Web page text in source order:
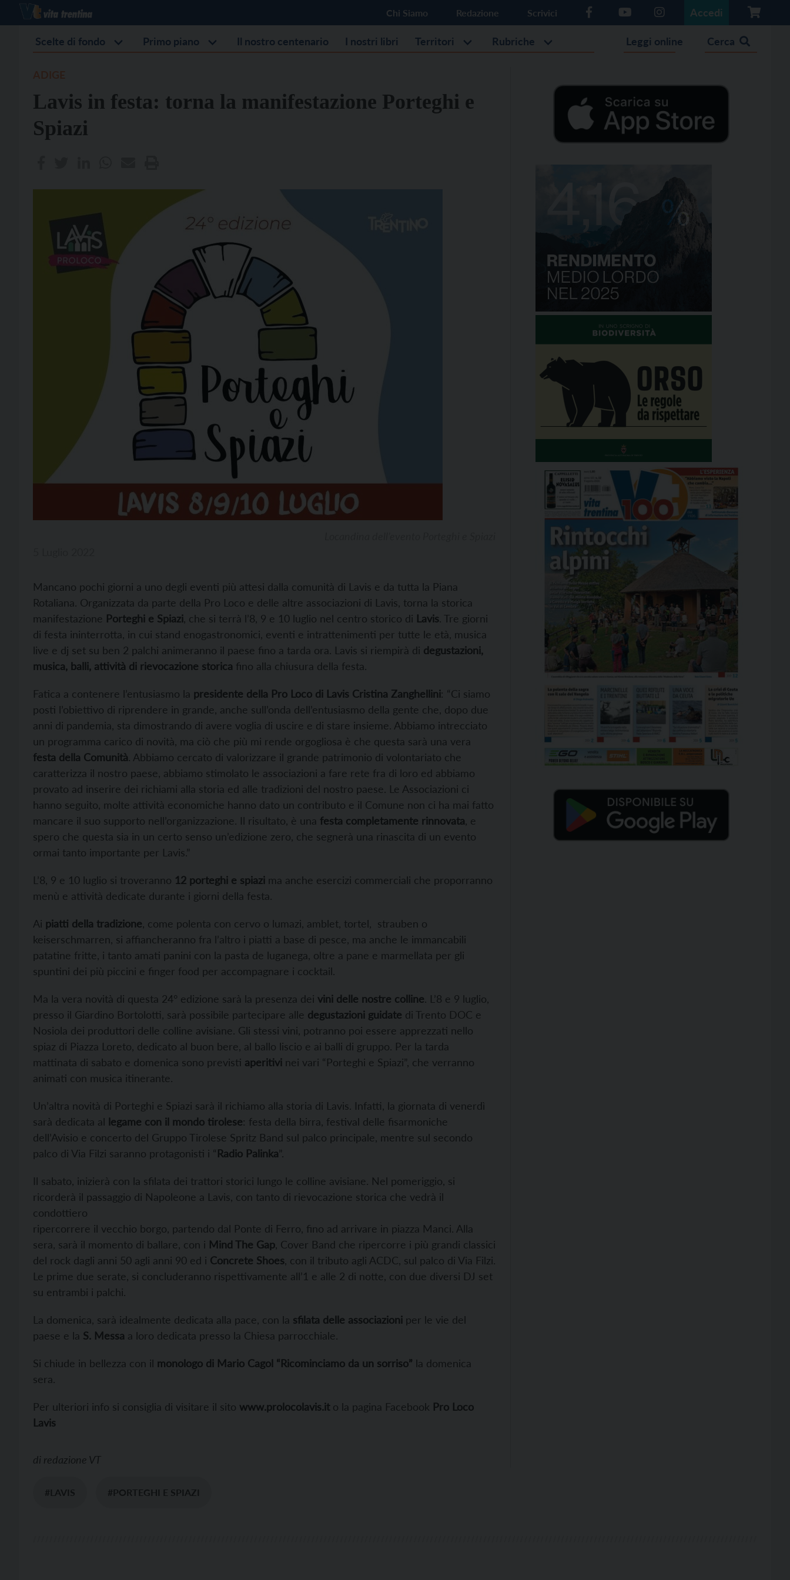
Chi Siamo Redazione Scrivici Accedi
Scelte di fondo Primo piano Il nostro centenario I nostri libri Territori Rubriche Leggi online Cerca
Lavis in festa: torna la manifestazione Porteghi e
Spiazi
Mancano pochi giorni a uno degli eventi più attesi dalla comunità di Lavis e da tutta la Piana
Rotaliana. Organizzata da parte della Pro Loco e delle altre associazioni di Lavis, torna la storica
manifestazione Porteghi e Spiazi , che si terrà l’8, 9 e 10 luglio nel centro storico di Lavis. Tre giorni
di festa ininterrotta, in cui stand enogastronomici, eventi e intrattenimenti per tutte le età, musica
live e dj set su ben 2 palchi animeranno il paese fino a tarda ora. Lavis si riempirà di degustazioni,
musica, balli, attività di rievocazione storica fino alla chiusura della festa.
Fatica a contenere l’entusiasmo la presidente della Pro Loco di Lavis Cristina Zanghellini: “Ci siamo
posti l’obiettivo di riprendere in grande, anche sull’onda dell’entusiasmo della gente che, dopo due
anni di pandemia, sta dimostrando di avere voglia di uscire e di stare insieme. Abbiamo intrecciato
un programma carico di novità, ma ciò che più mi rende orgogliosa è che questa sarà una vera
festa della Comunità. Abbiamo cercato di valorizzare il grande patrimonio di volontariato che
caratterizza il nostro paese, abbiamo stimolato le associazioni a fare rete fra di loro ed abbiamo
provato ad inserire dei richiami alla storia ed alle tradizioni del nostro paese. Le Associazioni ci
hanno seguito, molte attività economiche hanno dato un contributo e il Comune non ci ha mai fatto
mancare il suo supporto nell’organizzazione. Il risultato, è una festa completamente rinnovata , e
spero che questa sia in un certo senso un’edizione zero, che segnerà una rinascita di un evento
ormai tanto importante per Lavis.”
L’8, 9 e 10 luglio si troveranno 12 porteghi e spiazi ma anche esercizi commerciali che proporranno
menù e attività dedicate durante i giorni della festa.
Ai piatti della tradizione , come polenta con cervo o lumazi, amblet, tortel, strauben o
keiserschmarren, si affiancheranno fra l’altro i piatti a base di pesce, ma anche le immancabili
patatine fritte, i tanto amati panini con la pasta de luganega, oltre a pane e marmellata per gli
spuntini dei più piccini e finger food per accompagnare i cocktail.
Ma la vera novità di questa 24° edizione sarà la presenza dei vini delle nostre colline. L’8 e 9 luglio,
presso il Giardino Bortolotti, sarà possibile partecipare alle degustazioni guidate di Trento DOC e
Nosiola dei produttori delle colline avisiane. Gli stessi vini, potranno poi essere apprezzati nello
spiaz di Piazza Loreto, dedicato al buon bere, al ballo liscio e ai balli di gruppo. Per la tarda
mattinata di sabato e domenica sono previsti aperitivi nei vari “Porteghi e Spiazi”, che verranno
animati con musica itinerante.
Un’altra novità di Porteghi e Spiazi sarà il richiamo alla storia di Lavis. Infatti, la giornata di venerdì
sarà dedicata al legame con il mondo tirolese: festa della birra, festival delle fisarmoniche
dell’Avisio e concerto del Gruppo Tirolese Spritz Band sul palco principale, mentre sul secondo
palco di Via Filzi saranno protagonisti i “Radio Palinka”.
Il sabato, inizierà con la sfilata dei trattori storici lungo le colline avisiane. Nel pomeriggio, si
ricorderà il passaggio di Napoleone a Lavis, con tanto di rievocazione storica che vedrà il
condottiero
ripercorrere il vecchio borgo, partendo dal Ponte di Ferro, fino ad arrivare in piazza Manci. Alla
sera, sarà il momento di ballare, con i Mind The Gap , Cover Band che ripercorre i più grandi classici
del rock dagli anni 50 agli anni 90 ed i Concrete Shoes , con il tributo agli ACDC, sul palco di Via Filzi.
Le prime due serate, si concluderanno rispettivamente all’1 e alle 2 di notte, con due diversi DJ set
su entrambi i palchi.
La domenica, sarà idealmente dedicata alla pace, con la sfilata delle associazioni per le vie del
paese e la S. Messa a loro dedicata presso la Chiesa parrocchiale.
Si chiude in bellezza con il monologo di Mario Cagol “Ricominciamo da un sorriso” la domenica
sera.
Per ulteriori info si consiglia di visitare il sito www.prolocolavis.ito la pagina Facebook Pro Loco
Lavis
di redazione VT
#LAVIS #PORTEGHI E SPIAZI